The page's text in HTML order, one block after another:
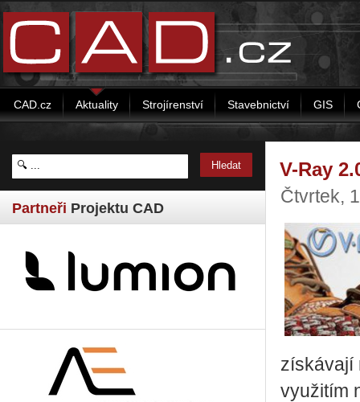
CAD.cz Aktuality Strojírenství Stavebnictví GIS
Partneři Projektu CAD
V-Ray
Čtvrtek,
získávají
využitím